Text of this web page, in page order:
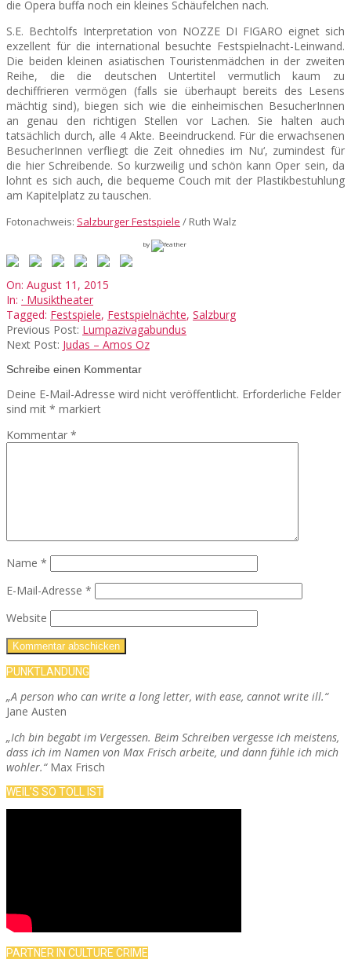
die Opera buffa noch ein kleines Schäufelchen nach.
S.E. Bechtolfs Interpretation von NOZZE DI FIGARO eignet sich
exzellent für die international besuchte Festspielnacht-Leinwand.
Die beiden kleinen asiatischen Touristenmädchen in der zweiten
Reihe, die die deutschen Untertitel vermutlich kaum zu
dechiffrieren vermögen (falls sie überhaupt bereits des Lesens
mächtig sind), biegen sich wie die einheimischen BesucherInnen
an genau den richtigen Stellen vor Lachen. Sie halten auch
tatsächlich durch, alle 4 Akte. Beeindruckend. Für die erwachsenen
BesucherInnen verfliegt die Zeit ohnedies im Nu‘, zumindest für
die hier Schreibende. So kurzweilig und schön kann Oper sein, da
lohnt es sich auch, die bequeme Couch mit der Plastikbestuhlung
am Kapitelplatz zu tauschen.
Fotonachweis: Salzburger Festspiele / Ruth Walz
by
2015-
08-
11
On: August 11, 2015
In: · Musiktheater
Tagged: Festspiele, Festspielnächte, Salzburg
Previous Post: Lumpazivagabundus
Next Post: Judas – Amos Oz
Schreibe einen Kommentar
Deine E-Mail-Adresse wird nicht veröffentlicht. Erforderliche Felder
sind mit * markiert
Kommentar *
Name *
E-Mail-Adresse *
Website
PUNKTLANDUNG
„A person who can write a long letter, with ease, cannot write ill.“
Jane Austen
„Ich bin begabt im Vergessen. Beim Schreiben vergesse ich meistens,
dass ich im Namen von Max Frisch arbeite, und dann fühle ich mich
wohler.“Max Frisch
WEIL’S SO TOLL IST
PARTNER IN CULTURE CRIME